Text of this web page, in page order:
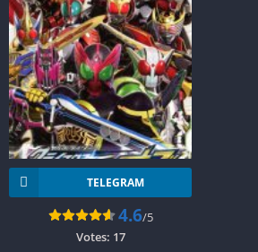
TELEGRAM
4.6/5
Votes: 17